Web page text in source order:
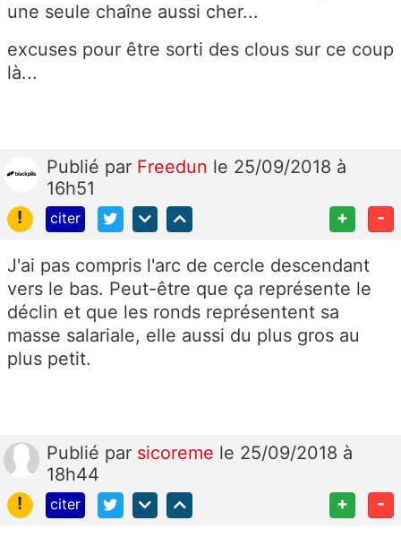
une seule chaîne aussi cher...
excuses pour être sorti des clous sur ce coup
là...
Publié par Freedun le 25/09/2018 à
16h51
!
citer + -
J'ai pas compris l'arc de cercle descendant
vers le bas. Peut-être que ça représente le
déclin et que les ronds représentent sa
masse salariale, elle aussi du plus gros au
plus petit.
Publié par sicoreme le 25/09/2018 à
18h44
!
citer + -